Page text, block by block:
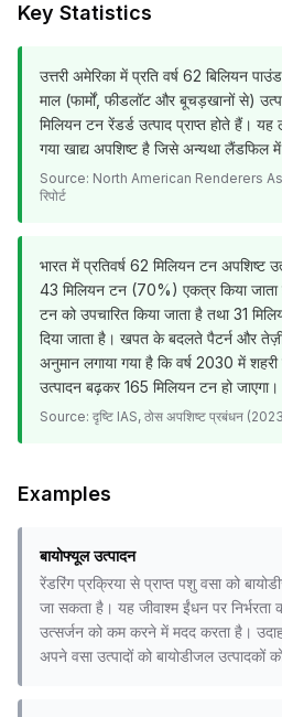
Key Statistics
उत्तरी अमेरिका में प्रति वर्ष 62 बिलियन
माल (फार्मों, फीडलॉट और बूचड़खानों से)
मिलियन टन रेंडर्ड उत्पाद प्राप्त होते हैं।
गया खाद्य अपशिष्ट है जिसे अन्यथा लैंडफिल
Source: North American Renderers
रिपोर्ट
भारत में प्रतिवर्ष 62 मिलियन टन अपशिष्ट
43 मिलियन टन (70%) एकत्र किया
टन को उपचारित किया जाता है तथा 31
दिया जाता है। खपत के बदलते पैटर्न और
अनुमान लगाया गया है कि वर्ष 2030 में शहरी
उत्पादन बढ़कर 165 मिलियन टन हो जाएगा।
Source: दृष्टि IAS, ठोस अपशिष्ट प्रबंधन
Examples
बायोफ्यूल उत्पादन
रेंडरिंग प्रक्रिया से प्राप्त पशु वसा को
जा सकता है। यह जीवाश्म ईंधन पर
उत्सर्जन को कम करने में मदद करता है।
अपने वसा उत्पादों को बायोडीजल उत्पादकों